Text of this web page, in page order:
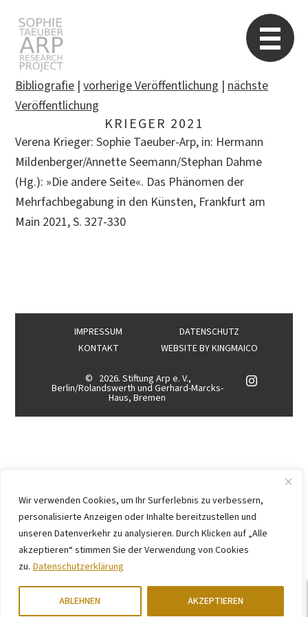
Wir verwenden Cookies, um Ihr Surferlebnis zu verbessern,
personalisierte Anzeigen oder Inhalte bereitzustellen und
unseren Datenverkehr zu analysieren. Durch Klicken auf „Alle
akzeptieren“ stimmen Sie der Verwendung von Cookies
zu. Datenschutzerklärung
ABLEHNEN AKZEPTIEREN
nach:
Bibliografie|vorherige Veröffentlichung |nächste
Veröffentlichung
KRIEGER 2021
Verena Krieger: Sophie Taeuber-Arp, in: Hermann
Mildenberger/Annette Seemann/Stephan Dahme
(Hg.): »Die andere Seite«. Das Phänomen der
Mehrfachbegabung in den Künsten, Frankfurt am
Main 2021, S. 327-330
IMPRESSUM
DATENSCHUTZ
KONTAKT
WEBSITE BYKINGMAICO
© 2026. Stiftung Arp e. V.,
Berlin/Rolandswerth und Gerhard-Marcks-
Haus, Bremen